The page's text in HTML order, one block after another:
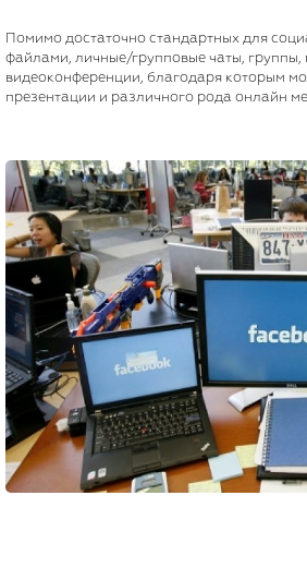
Помимо достаточно стандартных для
файлами, личные/групповые чаты,
видеоконференции, благодаря которым
презентации и различного рода онлайн